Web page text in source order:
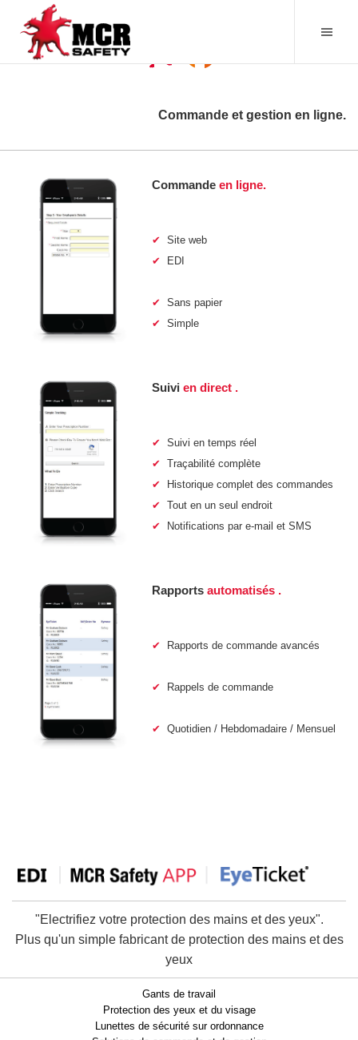
Commande et gestion en ligne.
Commande en ligne.
✔ Site web
✔
EDI
✔ Sans papier
✔ Simple
Suivi en direct .
✔ Suivi en temps réel
✔ Traçabilité complète
✔
Historique complet des commandes
✔ Tout en un seul endroit
✔
Notifications par e-mail et SMS
Rapports automatisés .
✔ Rapports de commande avancés
✔ Rappels de commande
✔ Quotidien / Hebdomadaire / Mensuel
"Electrifiez votre protection des mains et des yeux".
Plus qu'un simple fabricant de protection des mains et des
yeux
Gants de travail
Protection des yeux et du visage
Lunettes de sécurité sur ordonnance